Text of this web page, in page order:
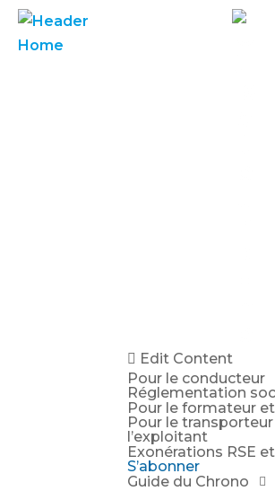
Edit Content
Pour le conducteur
Réglementation
Pour le formateur et
Pour le
l’exploitant
Exonérations RSE
S’abonner
Guide du Chrono